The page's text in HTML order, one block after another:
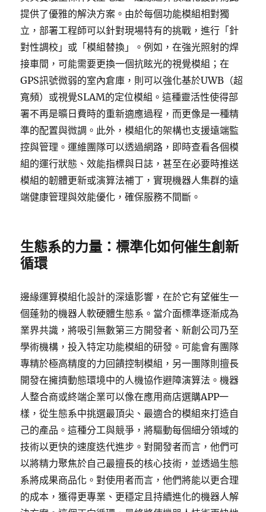
提供了優雅的解決方案。由於每個功能模組相對獨
立，部署工程師可以針對現場特有的挑戰，進行「針
對性調校」或「模組替換」。例如，在強光照射的焊
接車間，可能需要更換一個抗眩光的視覺模組；在
GPS訊號微弱的室內倉庫，則可以強化基於UWB（超
寬頻）或視覺SLAM的定位模組。這種靈活性使得部
署不再是曠日費時的重新適應過程，而更像是一種精
準的配置與微調。此外，模組化的架構也支援遠端監
控與管理。運維團隊可以透過網路，即時查看各個模
組的運行狀態、效能指標與日誌，甚至在必要時推送
模組的韌體更新或演算法補丁，實現機器人集群的遠
端健康管理與效能優化，確保服務不間斷。
生態系的力量：標準化如何催生創新
循環
邊緣運算模組化設計的深遠影響，在於它有望催生一
個蓬勃的機器人軟硬體生態系。當介面標準逐漸成為
業界共識，將吸引無數第三方開發者、新創公司乃至
學術機構，投入特定功能模組的研發。可能會有團隊
專精於極高精度的力回饋控制模組，另一團隊則擅長
開發在擁擠動態環境中的人機協作避障演算法。機器
人整合商或終端企業可以像在應用商店選購APP一
樣，從生態系中挑選最頂尖、最適合的模組來打造自
己的產品。這種分工與競爭，將驅動每個細分領域的
技術以更快的速度迭代進步。對開發者而言，他們可
以將精力聚焦於自己最擅長的核心技術，並透過生態
系將成果商品化。對使用者而言，他們將能以更合理
的成本，獲得更專業、更穩定且持續進化的機器人解